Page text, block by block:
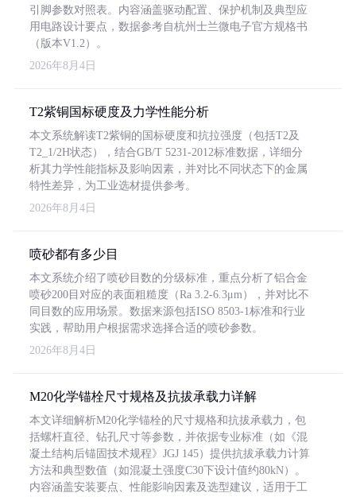
引脚参数对照表。内容涵盖驱动配置、保护机制及典型应
用电路设计要点，数据参考自杭州士兰微电子官方规格书
（版本V1.2）。
2026年8月4日
T2紫铜国标硬度及力学性能分析
本文系统解读T2紫铜的国标硬度和抗拉强度（包括T2及
T2_1/2H状态），结合GB/T 5231-2012标准数据，详细分
析其力学性能指标及影响因素，并对比不同状态下的金属
特性差异，为工业选材提供参考。
2026年8月4日
喷砂都有多少目
本文系统介绍了喷砂目数的分级标准，重点分析了铝合金
喷砂200目对应的表面粗糙度（Ra 3.2-6.3μm），并对比不
同目数的应用场景。数据来源包括ISO 8503-1标准和行业
实践，帮助用户根据需求选择合适的喷砂参数。
2026年8月4日
M20化学锚栓尺寸规格及抗拔承载力详解
本文详细解析M20化学锚栓的尺寸规格和抗拔承载力，包
括螺杆直径、钻孔尺寸等参数，并依据专业标准（如《混
凝土结构后锚固技术规程》JGJ 145）提供抗拔承载力计算
方法和典型数值（如混凝土强度C30下设计值约80kN）。
内容涵盖安装要点、性能影响因素及选型建议，适用于工